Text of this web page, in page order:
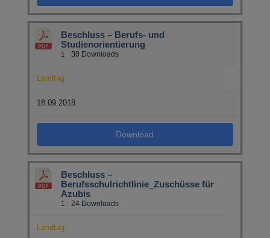
Beschluss – Berufs- und
Studienorientierung
1 30 Downloads
Landtag
18.09.2018
Download
Beschluss –
Berufsschulrichtlinie_Zuschüsse für
Azubis
1 24 Downloads
Landtag